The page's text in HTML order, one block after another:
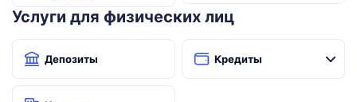
Услуги для физических лиц
Депозиты Кредиты